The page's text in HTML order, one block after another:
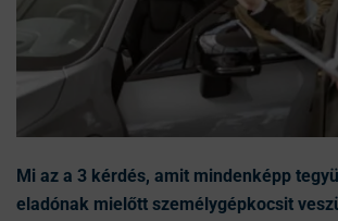
Mi az a 3 kérdés, amit mindenképp
eladónak mielőtt személygépkocsit